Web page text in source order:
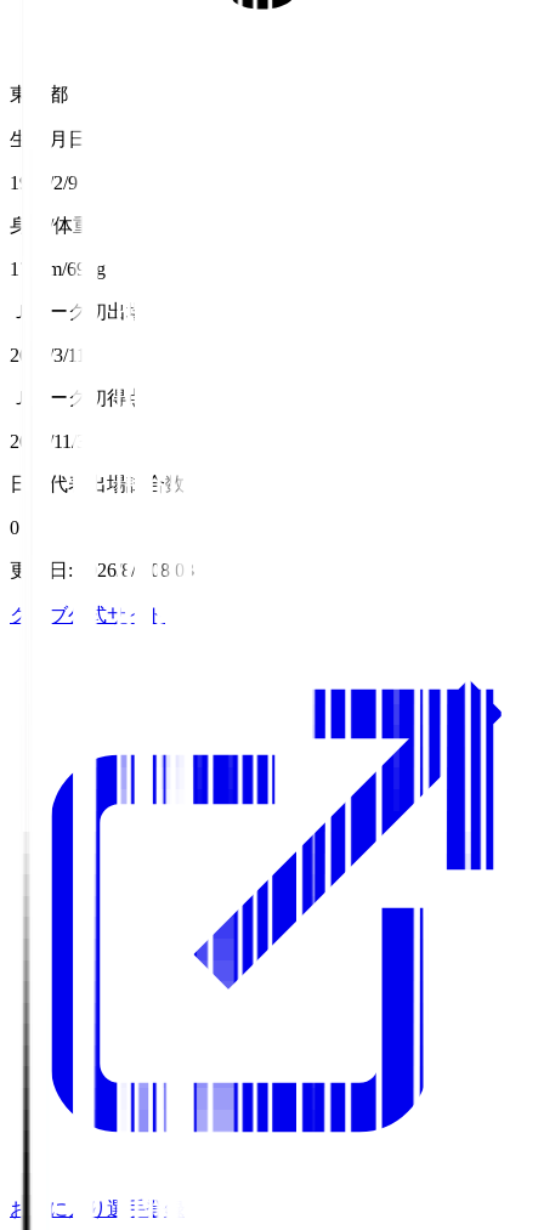
東京都
生年月日
1996/2/9
身長/体重
170cm/69kg
Ｊリーグ初出場
2018/3/11
Ｊリーグ初得点
2018/11/3
日本代表出場試合数
0
更新日 : 2026/8/6 08:03
クラブ公式サイト
お気に入り選手登録